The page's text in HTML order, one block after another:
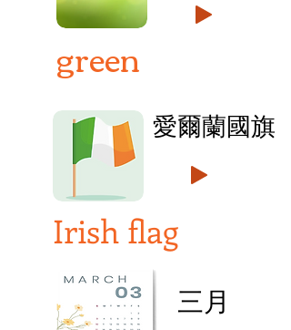
green
愛爾蘭國旗
Irish flag
三月